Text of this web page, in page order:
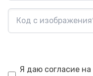
Я даю согласие на